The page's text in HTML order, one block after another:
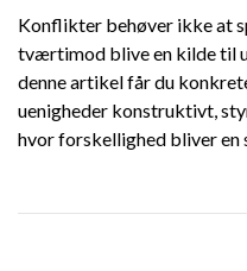
Konflikter behøver ikke at
tværtimod blive en kilde til
denne artikel får du
uenigheder konstruktivt,
hvor forskellighed bliver en